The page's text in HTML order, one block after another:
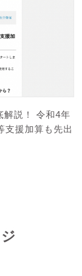
解説！ 令和4年
支援加算も先出